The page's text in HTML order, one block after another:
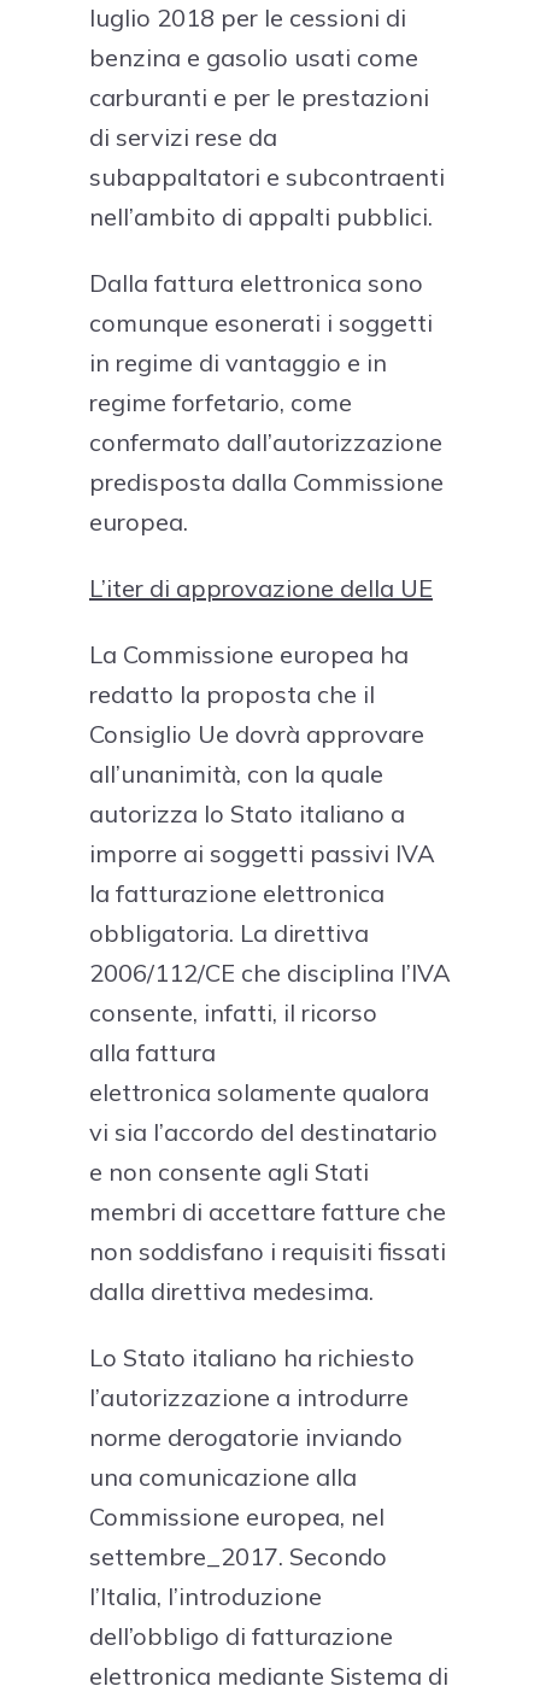
luglio 2018 per le cessioni di
benzina e gasolio usati come
carburanti e per le prestazioni
di servizi rese da
subappaltatori e subcontraenti
nell’ambito di appalti pubblici.
Dalla fattura elettronica sono
comunque esonerati i soggetti
in regime di vantaggio e in
regime forfetario, come
confermato dall’autorizzazione
predisposta dalla Commissione
europea.
L’iter di approvazione della UE
La Commissione europea ha
redatto la proposta che il
Consiglio Ue dovrà approvare
all’unanimità, con la quale
autorizza lo Stato italiano a
imporre ai soggetti passivi IVA
la fatturazione elettronica
obbligatoria. La direttiva
2006/112/CE che disciplina l’IVA
consente, infatti, il ricorso
alla fattura
elettronica solamente qualora
vi sia l’accordo del destinatario
e non consente agli Stati
membri di accettare fatture che
non soddisfano i requisiti fissati
dalla direttiva medesima.
Lo Stato italiano ha richiesto
l’autorizzazione a introdurre
norme derogatorie inviando
una comunicazione alla
Commissione europea, nel
settembre_2017. Secondo
l’Italia, l’introduzione
dell’obbligo di fatturazione
elettronica mediante Sistema di